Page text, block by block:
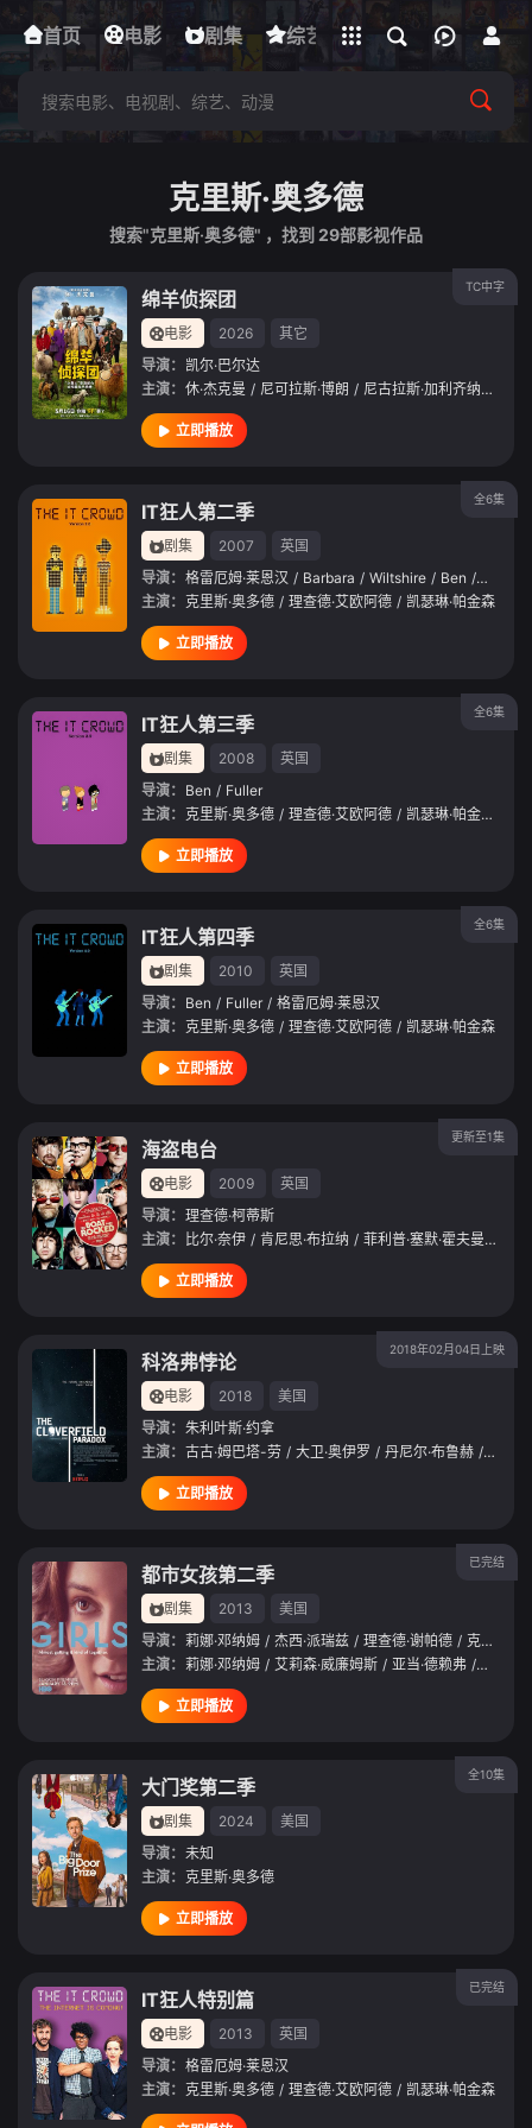
首页 电影 剧集 综艺 动漫 短剧
下载客户端
立即登录
克里斯·奥多德
搜索"克里斯·奥多德" ，找到 29部影视作品
TC中字
绵羊侦探团
电影 2026
其它
导演： 凯尔·巴尔达
主演： 休·杰克曼 / 尼可拉斯·博朗 / 尼古拉斯·加利齐纳 /
立即播放
全6集
IT狂人第二季
剧集 2007
英国
导演： 格雷厄姆·莱恩汉 / Barbara / Wiltshire / Ben / Fuller
主演： 克里斯·奥多德 / 理查德·艾欧阿德 / 凯瑟琳·帕金森
立即播放
全6集
IT狂人第三季
剧集 2008
英国
导演： Ben / Fuller
主演： 克里斯·奥多德 / 理查德·艾欧阿德 / 凯瑟琳·帕金森
立即播放
全6集
IT狂人第四季
剧集 2010
英国
导演： Ben / Fuller / 格雷厄姆·莱恩汉
主演： 克里斯·奥多德 / 理查德·艾欧阿德 / 凯瑟琳·帕金森
立即播放
更新至1集
海盗电台
电影 2009
英国
导演： 理查德·柯蒂斯
主演：
比尔·奈伊 / 肯尼思·布拉纳 / 菲利普·塞默·霍夫曼 /
立即播放
2018年02月04日上映
科洛弗悖论
电影 2018
美国
导演： 朱利叶斯·约拿
主演： 古古·姆巴塔-劳 / 大卫·奥伊罗 / 丹尼尔·布鲁赫 / 约翰·
立即播放
已完结
都市女孩第二季
剧集 2013
美国
导演： 莉娜·邓纳姆 / 杰西·派瑞兹 / 理查德·谢帕德 / 克劳迪娅·韦尔
主演： 莉娜·邓纳姆 / 艾莉森·威廉姆斯 / 亚当·德赖弗 / 杰米玛·
立即播放
全10集
大门奖第二季
剧集 2024
美国
导演： 未知
主演： 克里斯·奥多德
立即播放
已完结
IT狂人特别篇
电影 2013
英国
导演： 格雷厄姆·莱恩汉
主演： 克里斯·奥多德 / 理查德·艾欧阿德 / 凯瑟琳·帕金森